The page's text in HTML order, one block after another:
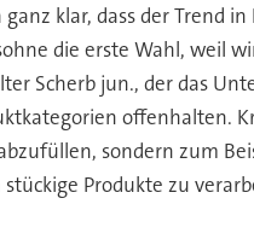
klar, dass der Trend
die erste Wahl, weil
Scherb jun., der das
offenhalten.
sondern zum
Produkte zu